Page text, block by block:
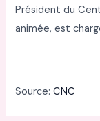
Président du
animée, est
Source:CNC